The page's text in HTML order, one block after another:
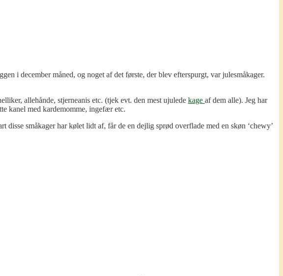
i december måned, og noget af det første, der blev efterspurgt, var julesmåkager.
allehånde, stjerneanis etc. (tjek evt. den mest ujulede kage af dem alle). Jeg har
kanel med kardemomme, ingefær etc.
småkager har kølet lidt af, får de en dejlig sprød overflade med en skøn ‘chewy’